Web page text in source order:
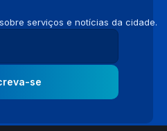
serviços e notícias da cidade.
se